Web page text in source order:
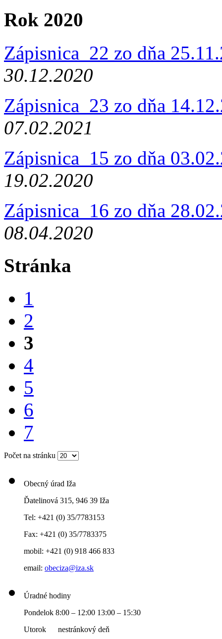
Rok 2020
Zápisnica_22 zo dňa
30.12.2020
Zápisnica_23 zo dňa
07.02.2021
Zápisnica_15 zo dňa
19.02.2020
Zápisnica_16 zo dňa
08.04.2020
Stránka
1
2
3
4
5
6
7
Počet na stránku
Obecný úrad Iža
Ďatelinová 315, 946 39 Iža
Tel: +421 (0) 35/7783153
Fax: +421 (0) 35/7783375
mobil: +421 (0) 918 466 833
email: obeciza@iza.sk
Úradné hodiny
Pondelok 8:00 – 12:00 13:00 – 15:30
Utorok nestránkový deň